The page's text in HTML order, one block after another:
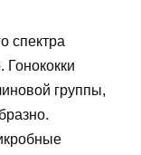
спектра
группы,